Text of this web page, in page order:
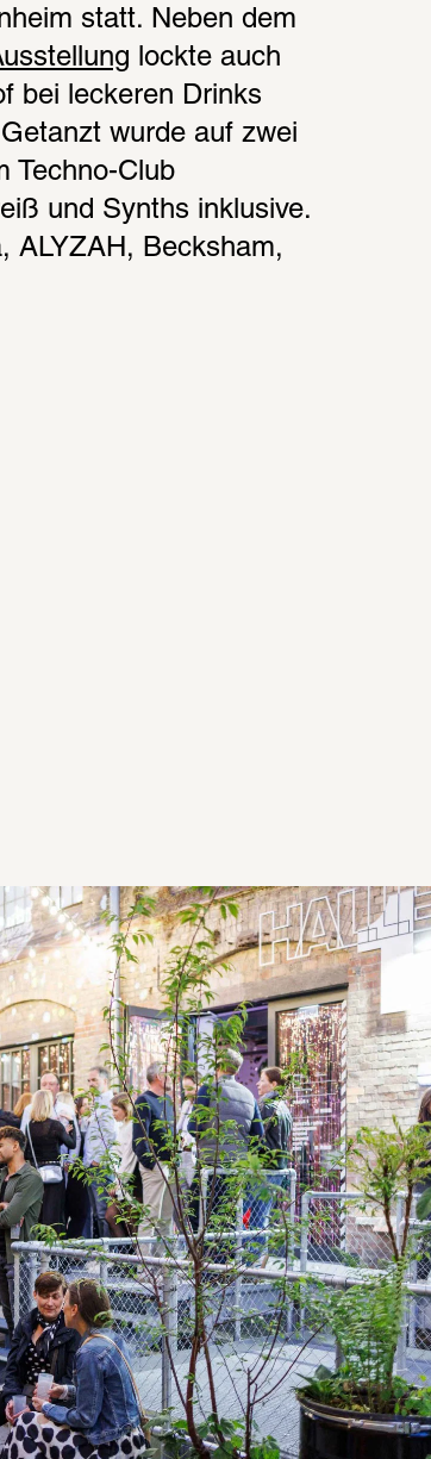
statt. Neben dem
lockte auch
bei leckeren Drinks
wurde auf zwei
Techno-Club
und Synths inklusive.
ALYZAH, Becksham,